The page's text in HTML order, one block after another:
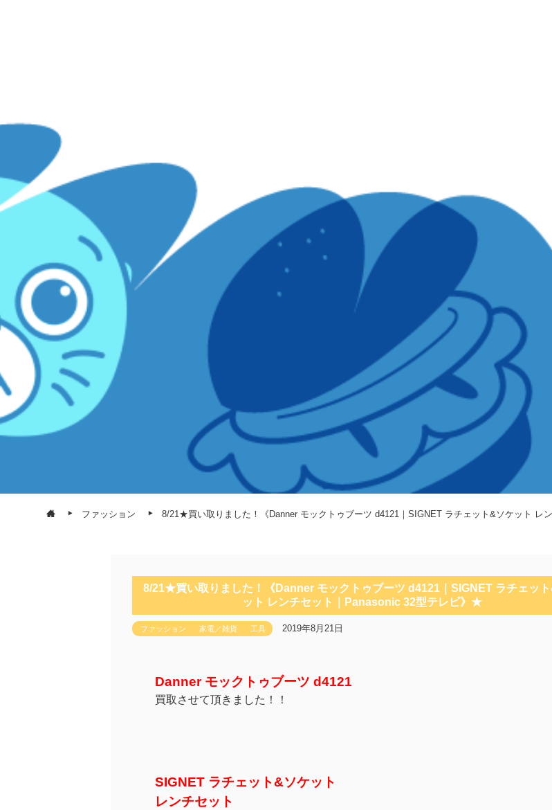
ファッション 8/21★買い取りました！《Danner モックトゥブーツ d4121｜SIGNET ラチェット&ソケット レ
8/21★買い取りました！《Danner モックトゥブーツ d4121｜SIGNET ラチェッ
ット レンチセット｜Panasonic 32型テレビ》★
ファッション 家電／雑貨 工具 2019年8月21日
Danner モックトゥブーツ d4121
買取させて頂きました！！
SIGNET ラチェット&ソケット
レンチセット